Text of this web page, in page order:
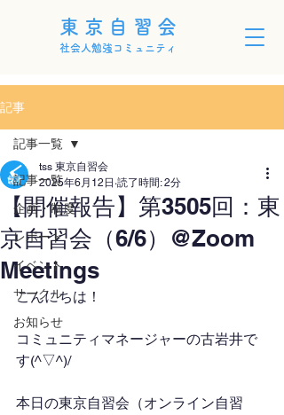
東京自習会
社会人勉強コミュニティ
記事
記事一覧
企画・制度
レポート
イベント
サークル
お知らせ
記事一覧
【開催報告】第3505回：東
京自習会（6/6）@Zoom
Meetings
tss 東京自習会
2025年6月12日 読了時間: 2分
こんにちは！
コミュニティマネージャーの古岩井で
す(^▽^)/
本日の東京自習会（オンライン自習